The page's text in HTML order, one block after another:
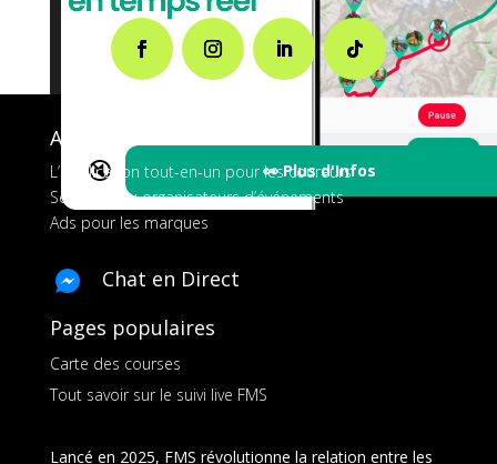
🔇 👀 Plus d'Infos
A propos de FMS
L’application tout-en-un pour les coureurs
Services aux organisateurs d’événements
Ads pour les marques
Chat en Direct
Pages populaires
Carte des courses
Tout savoir sur le suivi live FMS
Lancé en 2025, FMS révolutionne la relation entre les